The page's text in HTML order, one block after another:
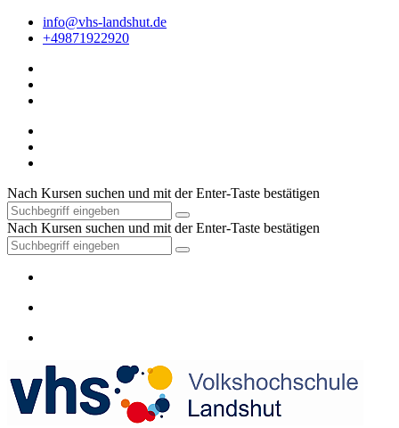
info@vhs-landshut.de
+49871922920
Nach Kursen suchen und mit der Enter-Taste bestätigen
Nach Kursen suchen und mit der Enter-Taste bestätigen